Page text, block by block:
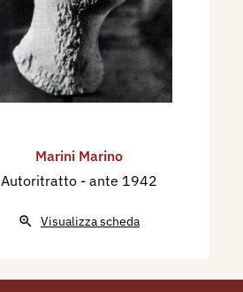
Marini Marino
Autoritratto - ante 1942
Visualizza scheda